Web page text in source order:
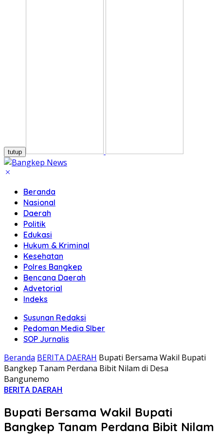
tutup
Beranda
Nasional
Daerah
Politik
Edukasi
Hukum & Kriminal
Kesehatan
Polres Bangkep
Bencana Daerah
Advetorial
Indeks
Susunan Redaksi
Pedoman Media SIber
SOP Jurnalis
Beranda BERITA DAERAH Bupati Bersama Wakil Bupati
Bangkep Tanam Perdana Bibit Nilam di Desa
Bangunemo
BERITA DAERAH
Bupati Bersama Wakil Bupati
Bangkep Tanam Perdana Bibit Nilam